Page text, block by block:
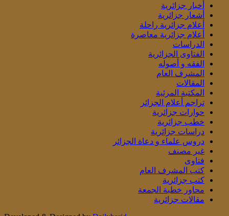
أخبار جزائرية
أشعار جزائرية
أعلام جزائرية راحلة
أعلام جزائرية معاصرة
الدراسات
الفتاوى الجزائرية
الفقه و أصوله
المشرف العام
المقالات
المكتبة المرئية
تراجم أعلام الجزائر
حوارات جزائرية
خطب جزائرية
دراسات جزائرية
دروس علماء و دعاة الجزائر
غير مصنف
فتاوى
كتب المشرف العام
كتب جزائرية
محاور خطبة الجمعة
مقالات جزائرية